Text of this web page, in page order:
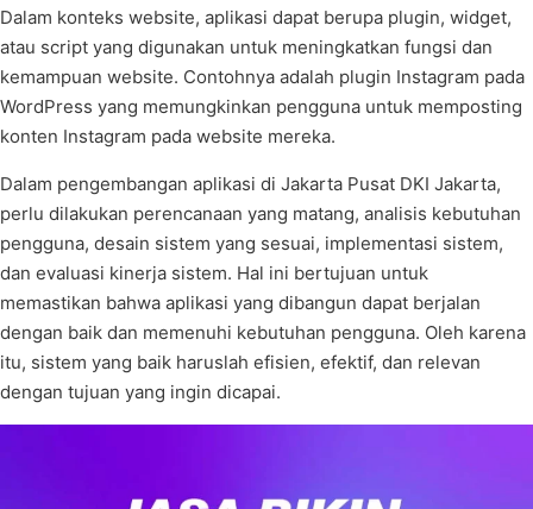
Dalam konteks website, aplikasi dapat berupa plugin, widget,
atau script yang digunakan untuk meningkatkan fungsi dan
kemampuan website. Contohnya adalah plugin Instagram pada
WordPress yang memungkinkan pengguna untuk memposting
konten Instagram pada website mereka.
Dalam pengembangan aplikasi di Jakarta Pusat DKI Jakarta,
perlu dilakukan perencanaan yang matang, analisis kebutuhan
pengguna, desain sistem yang sesuai, implementasi sistem,
dan evaluasi kinerja sistem. Hal ini bertujuan untuk
memastikan bahwa aplikasi yang dibangun dapat berjalan
dengan baik dan memenuhi kebutuhan pengguna. Oleh karena
itu, sistem yang baik haruslah efisien, efektif, dan relevan
dengan tujuan yang ingin dicapai.